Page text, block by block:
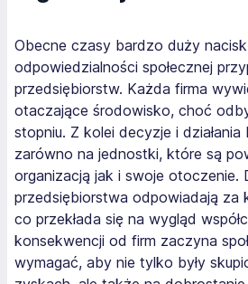
Obecne czasy bardzo duży
odpowiedzialności społecznej
przedsiębiorstw. Każda firma
otaczające środowisko, choć
stopniu. Z kolei decyzje i działania
zarówno na jednostki, które są
organizacją jak i swoje otoczenie.
przedsiębiorstwa odpowiadają za
co przekłada się na wygląd
konsekwencji od firm zaczyna
wymagać, aby nie tylko były